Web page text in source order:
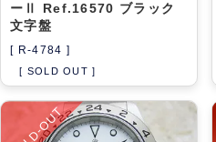
ーⅡ Ref.16570 ブラック
文字盤
[ R-4784 ]
[ SOLD OUT ]